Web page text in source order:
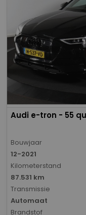
Audi e-tron - 55
Bouwjaar
12-2021
Kilometerstand
87.531 km
Transmissie
Automaat
Brandstof